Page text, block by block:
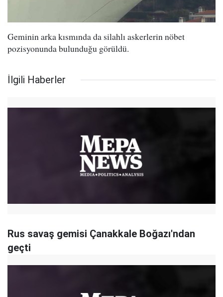
Geminin arka kısmında da silahlı askerlerin nöbet
pozisyonunda bulunduğu görüldü.
İlgili Haberler
Rus savaş gemisi Çanakkale Boğazı'ndan
geçti